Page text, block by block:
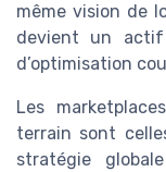
même vision de
devient un actif
d’optimisation
Les
terrain sont
stratégie